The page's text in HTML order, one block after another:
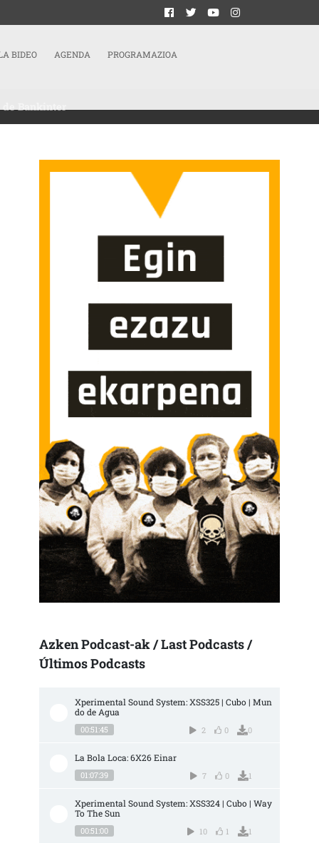
BIDEO AGENDA PROGRAMAZIOA
Bankinter
DE EFECTIVO EN VENTANILLA: EL TRIBUNAL SUPREMO INADMITE EL
Azken Podcast-ak / Last Podcasts /
Últimos Podcasts
Xperimental Sound System: XSS325 | Cubo | Mun
do de Agua
00:51:45 2 0 0
La Bola Loca: 6X26 Einar
01:07:39 7 0 1
Xperimental Sound System: XSS324 | Cubo | Way
To The Sun
00:51:00 10 1 1